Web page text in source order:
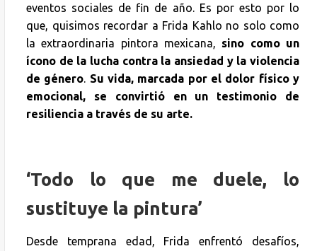
eventos sociales de fin de año. Es por esto por lo
que, quisimos recordar a Frida Kahlo no solo como
la extraordinaria pintora mexicana, sino como un
ícono de la lucha contra la ansiedad y la violencia
de género. Su vida, marcada por el dolor físico y
emocional, se convirtió en un testimonio de
resiliencia a través de su arte.
‘Todo lo que me duele, lo
sustituye la pintura’
Desde temprana edad, Frida enfrentó desafíos,